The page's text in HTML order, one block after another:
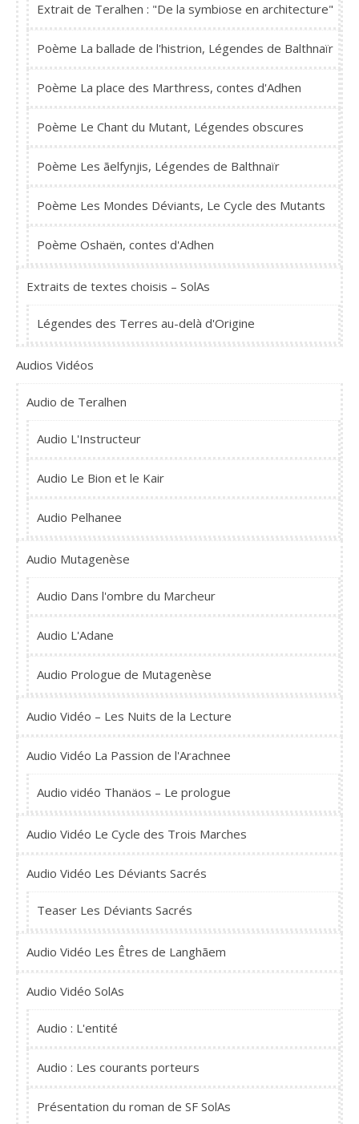
Extrait de Teralhen : "De la symbiose en architecture"
Poème La ballade de l'histrion, Légendes de Balthnaïr
Poème La place des Marthress, contes d'Adhen
Poème Le Chant du Mutant, Légendes obscures
Poème Les ãelfynjis, Légendes de Balthnaïr
Poème Les Mondes Déviants, Le Cycle des Mutants
Poème Oshaën, contes d'Adhen
Extraits de textes choisis – SolAs
Légendes des Terres au-delà d'Origine
Audios Vidéos
Audio de Teralhen
Audio L'Instructeur
Audio Le Bion et le Kair
Audio Pelhanee
Audio Mutagenèse
Audio Dans l'ombre du Marcheur
Audio L'Adane
Audio Prologue de Mutagenèse
Audio Vidéo – Les Nuits de la Lecture
Audio Vidéo La Passion de l'Arachnee
Audio vidéo Thanäos – Le prologue
Audio Vidéo Le Cycle des Trois Marches
Audio Vidéo Les Déviants Sacrés
Teaser Les Déviants Sacrés
Audio Vidéo Les Êtres de Langhãem
Audio Vidéo SolAs
Audio : L'entité
Audio : Les courants porteurs
Présentation du roman de SF SolAs